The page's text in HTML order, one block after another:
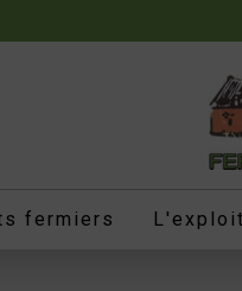
fermiers